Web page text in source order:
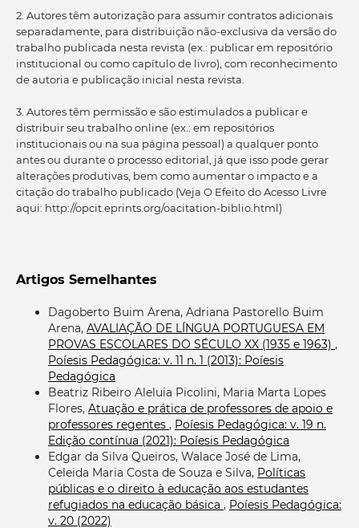
2. Autores têm autorização para assumir contratos adicionais
separadamente, para distribuição não-exclusiva da versão do
trabalho publicada nesta revista (ex.: publicar em repositório
institucional ou como capítulo de livro), com reconhecimento
de autoria e publicação inicial nesta revista.
3. Autores têm permissão e são estimulados a publicar e
distribuir seu trabalho online (ex.: em repositórios
institucionais ou na sua página pessoal) a qualquer ponto
antes ou durante o processo editorial, já que isso pode gerar
alterações produtivas, bem como aumentar o impacto e a
citação do trabalho publicado (Veja O Efeito do Acesso Livre
aqui: http://opcit.eprints.org/oacitation-biblio.html)
Artigos Semelhantes
Dagoberto Buim Arena, Adriana Pastorello Buim
Arena, AVALIAÇÃO DE LÍNGUA PORTUGUESA EM
PROVAS ESCOLARES DO SÉCULO XX (1935 e 1963) ,
Poíesis Pedagógica: v. 11 n. 1 (2013): Poíesis
Pedagógica
Beatriz Ribeiro Aleluia Picolini, Maria Marta Lopes
Flores, Atuação e prática de professores de apoio e
professores regentes , Poíesis Pedagógica: v. 19 n.
Edição contínua (2021): Poíesis Pedagógica
Edgar da Silva Queiros, Walace José de Lima,
Celeida Maria Costa de Souza e Silva, Políticas
públicas e o direito à educação aos estudantes
refugiados na educação básica , Poíesis Pedagógica:
v. 20 (2022)